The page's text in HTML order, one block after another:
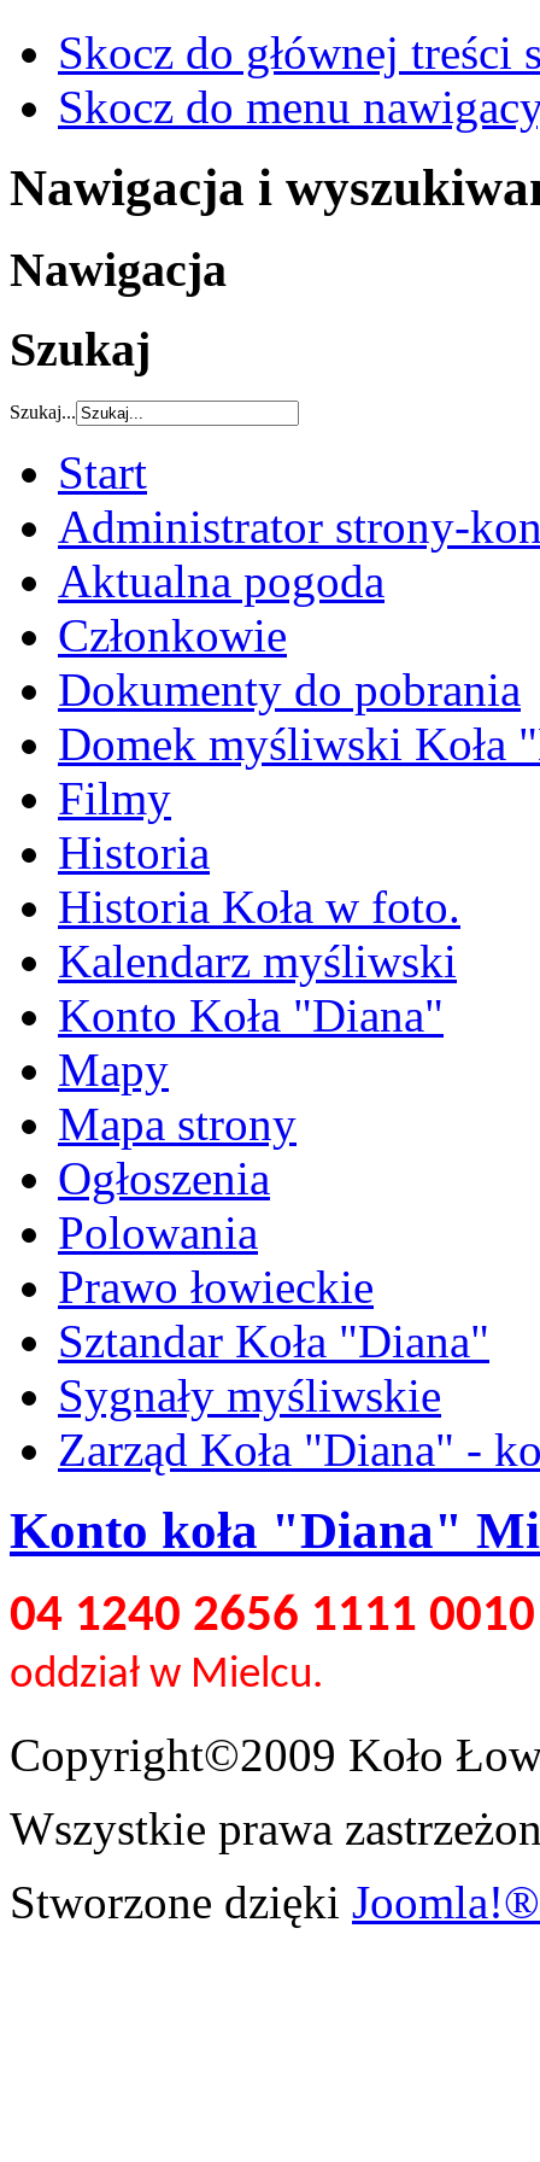
Skocz do głównej treści
Skocz do menu
Nawigacja i
Nawigacja
Szukaj
Szukaj...
Start
Administrator strony-
Aktualna pogoda
Członkowie
Dokumenty do pobrania
Domek myśliwski Koła
Filmy
Historia
Historia Koła w foto.
Kalendarz myśliwski
Konto Koła "Diana"
Mapy
Mapa strony
Ogłoszenia
Polowania
Prawo łowieckie
Sztandar Koła "Diana"
Sygnały myśliwskie
Zarząd Koła "Diana" -
Konto koła "Diana"
04 1240 2656 1111
oddział w Mielcu.
Copyright©2009 Koło
Wszystkie prawa
Stworzone dzięki Joomla!®